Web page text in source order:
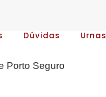
Dúvidas Urnas
Porto Seguro